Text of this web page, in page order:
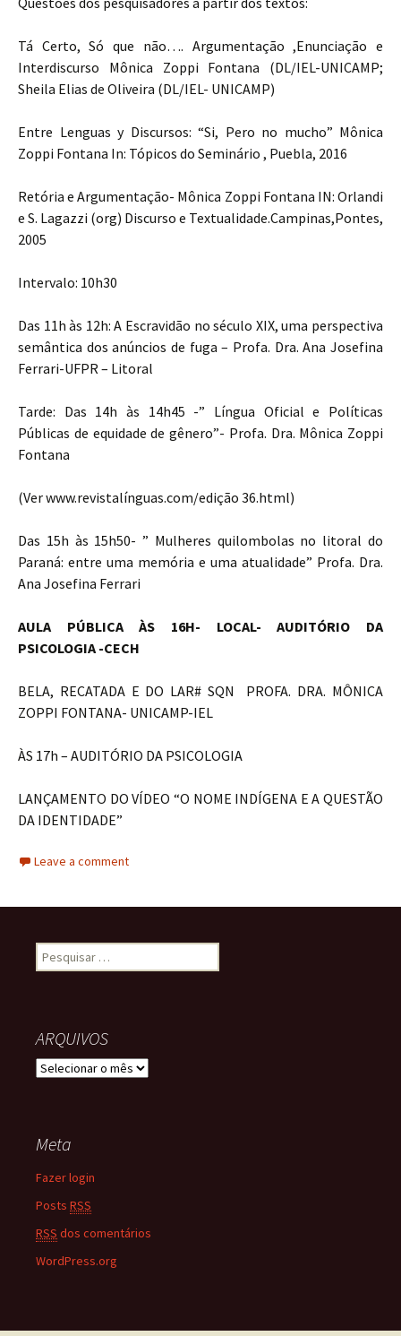
Tá Certo, Só que não…. Argumentação ,Enunciação e
Interdiscurso Mônica Zoppi Fontana (DL/IEL-UNICAMP;
Sheila Elias de Oliveira (DL/IEL- UNICAMP)
Entre Lenguas y Discursos: “Si, Pero no mucho” Mônica
Zoppi Fontana In: Tópicos do Seminário , Puebla, 2016
Retória e Argumentação- Mônica Zoppi Fontana IN: Orlandi
e S. Lagazzi (org) Discurso e Textualidade.Campinas,Pontes,
2005
Intervalo: 10h30
Das 11h às 12h: A Escravidão no século XIX, uma perspectiva
semântica dos anúncios de fuga – Profa. Dra. Ana Josefina
Ferrari-UFPR – Litoral
Tarde: Das 14h às 14h45 -” Língua Oficial e Políticas
Públicas de equidade de gênero”- Profa. Dra. Mônica Zoppi
Fontana
(Ver www.revistalínguas.com/edição 36.html)
Das 15h às 15h50- ” Mulheres quilombolas no litoral do
Paraná: entre uma memória e uma atualidade” Profa. Dra.
Ana Josefina Ferrari
AULA PÚBLICA ÀS 16H- LOCAL- AUDITÓRIO DA
PSICOLOGIA -CECH
BELA, RECATADA E DO LAR# SQN PROFA. DRA. MÔNICA
ZOPPI FONTANA- UNICAMP-IEL
ÀS 17h – AUDITÓRIO DA PSICOLOGIA
LANÇAMENTO DO VÍDEO “O NOME INDÍGENA E A QUESTÃO
DA IDENTIDADE”
Leave a comment
Pesquisar por:
ARQUIVOS
ARQUIVOS
Meta
Fazer login
Posts RSS
RSS dos comentários
WordPress.org